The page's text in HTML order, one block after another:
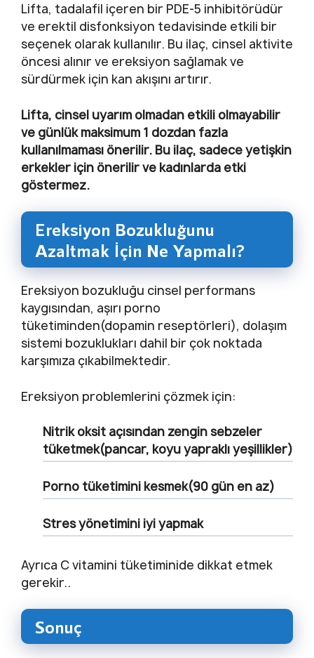
Lifta, tadalafil içeren bir PDE-5 inhibitörüdür
ve erektil disfonksiyon tedavisinde etkili bir
seçenek olarak kullanılır. Bu ilaç, cinsel aktivite
öncesi alınır ve ereksiyon sağlamak ve
sürdürmek için kan akışını artırır.
Lifta, cinsel uyarım olmadan etkili olmayabilir
ve günlük maksimum 1 dozdan fazla
kullanılmaması önerilir. Bu ilaç, sadece yetişkin
erkekler için önerilir ve kadınlarda etki
göstermez.
Ereksiyon Bozukluğunu
Azaltmak İçin Ne Yapmalı?
Ereksiyon bozukluğu cinsel performans
kaygısından, aşırı porno
tüketiminden(dopamin reseptörleri), dolaşım
sistemi bozuklukları dahil bir çok noktada
karşımıza çıkabilmektedir.
Ereksiyon problemlerini çözmek için:
Nitrik oksit açısından zengin sebzeler
tüketmek(pancar, koyu yapraklı yeşillikler)
Porno tüketimini kesmek(90 gün en az)
Stres yönetimini iyi yapmak
Ayrıca C vitamini tüketiminide dikkat etmek
gerekir..
Sonuç